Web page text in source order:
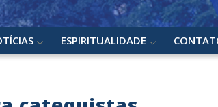
ESPIRITUALIDADE